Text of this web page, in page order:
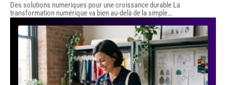
Des solutions numeriques pour une croissance durable La
transformation numérique va bien au-delà de la simple…